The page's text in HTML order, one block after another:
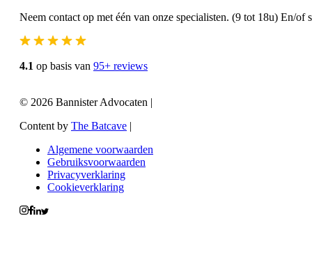
Neem contact op met één van onze specialisten. (9 tot 18u) En/of
4.1 op basis van 95+ reviews
© 2026 Bannister Advocaten |
Content by The Batcave |
Algemene voorwaarden
Gebruiksvoorwaarden
Privacyverklaring
Cookieverklaring